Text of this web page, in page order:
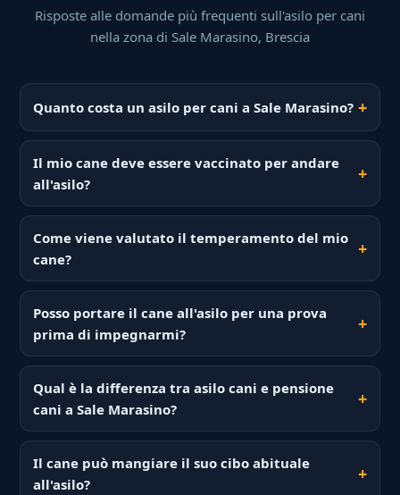
Risposte alle domande più frequenti sull'asilo per cani
nella zona di Sale Marasino, Brescia
Quanto costa un asilo per cani a Sale Marasino?
Il mio cane deve essere vaccinato per andare
all'asilo?
Come viene valutato il temperamento del mio
cane?
Posso portare il cane all'asilo per una prova
prima di impegnarmi?
Qual è la differenza tra asilo cani e pensione
cani a Sale Marasino?
Il cane può mangiare il suo cibo abituale
all'asilo?